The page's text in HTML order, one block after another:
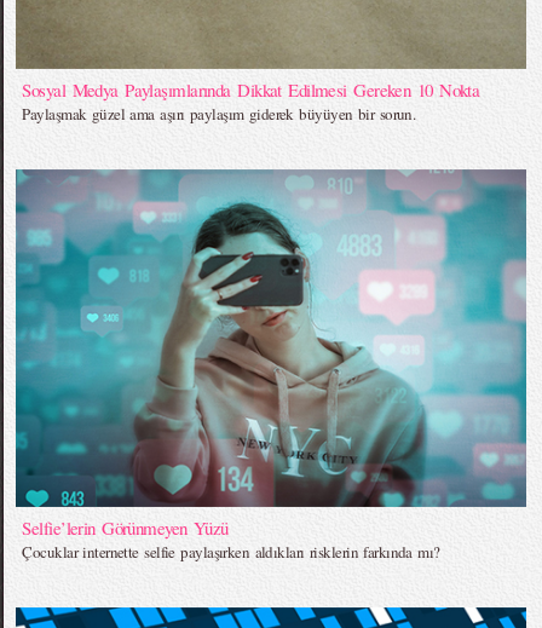
Sosyal Medya Paylaşımlarında Dikkat Edilmesi Gereken 10 Nokta
Paylaşmak güzel ama aşırı paylaşım giderek büyüyen bir sorun.
Selfie’lerin Görünmeyen Yüzü
Çocuklar internette selfie paylaşırken aldıkları risklerin farkında mı?